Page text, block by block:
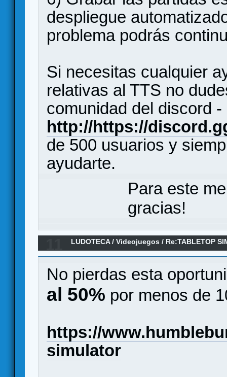
despliegue
problema podrás
Si necesitas cualquier
relativas al TTS no
comunidad del discord -
http://https://
de 500 usuarios y
ayudarte.
Para este
gracias!
LUDOTECA/Videojuegos / Re:TABLETOP
No pierdas esta
al 50% por menos de
https://
simulator